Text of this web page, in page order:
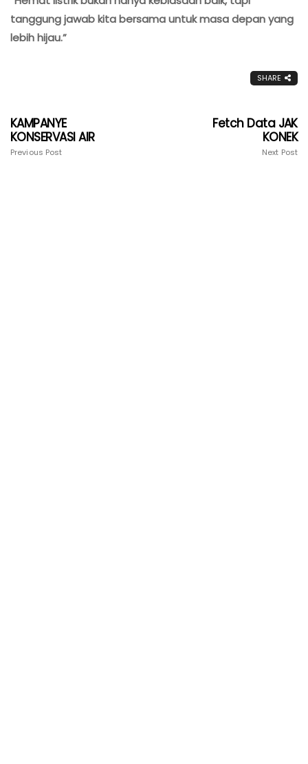
tanggung jawab kita bersama untuk masa depan yang
lebih hijau.”
SHARE
KAMPANYE
KONSERVASI AIR
Previous Post
Fetch Data JAK
KONEK
Next Post